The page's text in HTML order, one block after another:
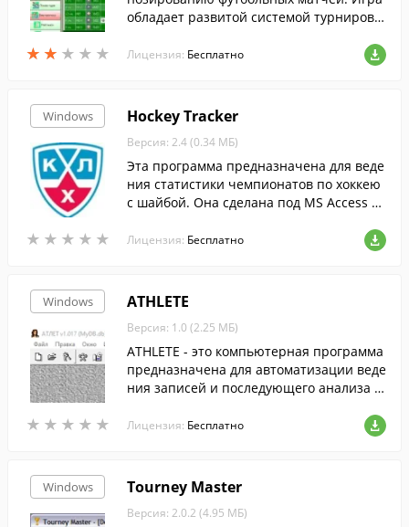
★ ★ ★ ★ ★
★ ★ ★ ★ ★
обладает развитой системой турниров
ным показом матча, уникальной систем
ой ставок, обширной статистической ин
Лицензия: Бесплатно
Windows
★ ★ ★ ★ ★
★ ★ ★ ★ ★
Hockey Tracker
Версия: 2.4 (0.34 МБ)
Эта программа предназначена для веде
ния статистики чемпионатов по хоккею
с шайбой. Она сделана под MS Access 20
ё более поздних версий).
Лицензия: Бесплатно
Windows
★ ★ ★ ★ ★
★ ★ ★ ★ ★
ATHLETE
Версия: 1.0 (2.25 МБ)
ATHLETE - это компьютерная программа
предназначена для автоматизации веде
ния записей и последующего анализа т
Лицензия: Бесплатно
Windows Tourney Master
Версия: 2.0.2 (4.95 МБ)